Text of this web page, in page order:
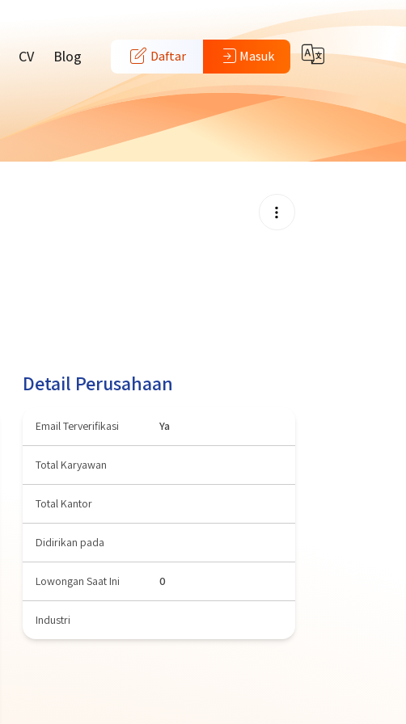
CV Blog Daftar Masuk
Detail Perusahaan
Email Terverifikasi Ya
Total Karyawan
Total Kantor
Didirikan pada
Lowongan Saat Ini 0
Industri